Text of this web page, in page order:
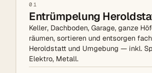
01
Entrümpelung
Keller, Dachboden, Garage, ganze
räumen, sortieren und entsorgen
Heroldstatt und Umgebung — inkl.
Elektro, Metall.